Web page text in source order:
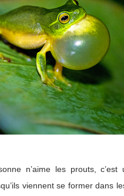
n’aime les prouts,
viennent se former dans